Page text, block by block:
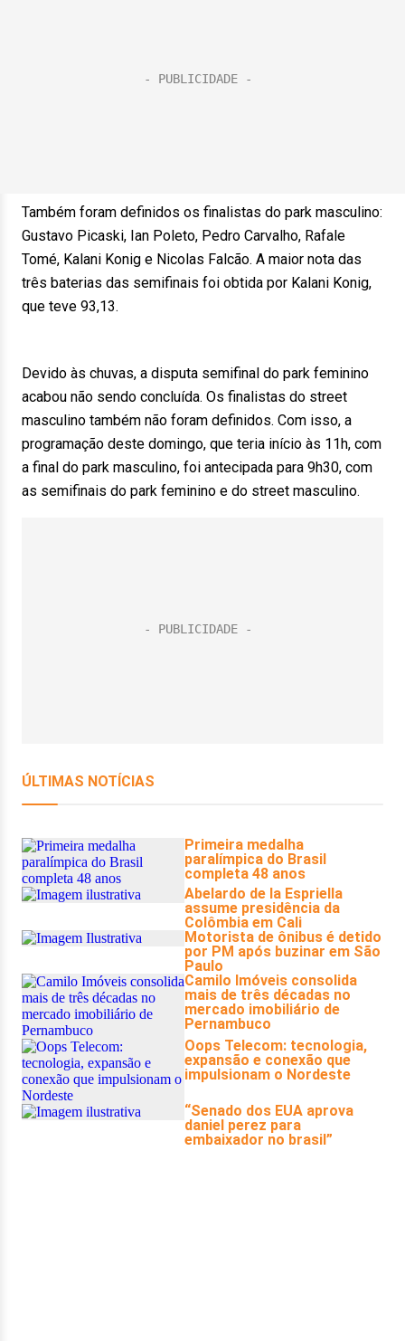
Também foram definidos os finalistas do park masculino:
Gustavo Picaski, Ian Poleto, Pedro Carvalho, Rafale
Tomé, Kalani Konig e Nicolas Falcão. A maior nota das
três baterias das semifinais foi obtida por Kalani Konig,
que teve 93,13.
Devido às chuvas, a disputa semifinal do park feminino
acabou não sendo concluída. Os finalistas do street
masculino também não foram definidos. Com isso, a
programação deste domingo, que teria início às 11h, com
a final do park masculino, foi antecipada para 9h30, com
as semifinais do park feminino e do street masculino.